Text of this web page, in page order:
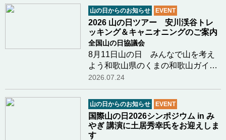
会（大分県山岳連盟・大分勤労者山
岳連盟・日本山岳会東九州支部）で
は、毎年ふるさの…つづきを読む
山の日からのお知らせ EVENT
2026 山の日ツアー 安川渓谷トレ
ッキング＆キャニオニングのご案内
全国山の日協議会
8月11日山の日 みんなで山を考え
よう和歌山県のくまの和歌山ガイド
クラブ新田さまより8月11日山の日
に行われるイベントのご案内があり
ましたのでご紹介します鳥のさえず
り、川のせせらぎ、木漏れ日、川の
水の冷たさ和歌山…つづきを読む
2026.07.24
山の日からのお知らせ EVENT
国際山の日2026シンポジウム in み
やぎ 講演に土居秀幸氏をお迎えしま
す